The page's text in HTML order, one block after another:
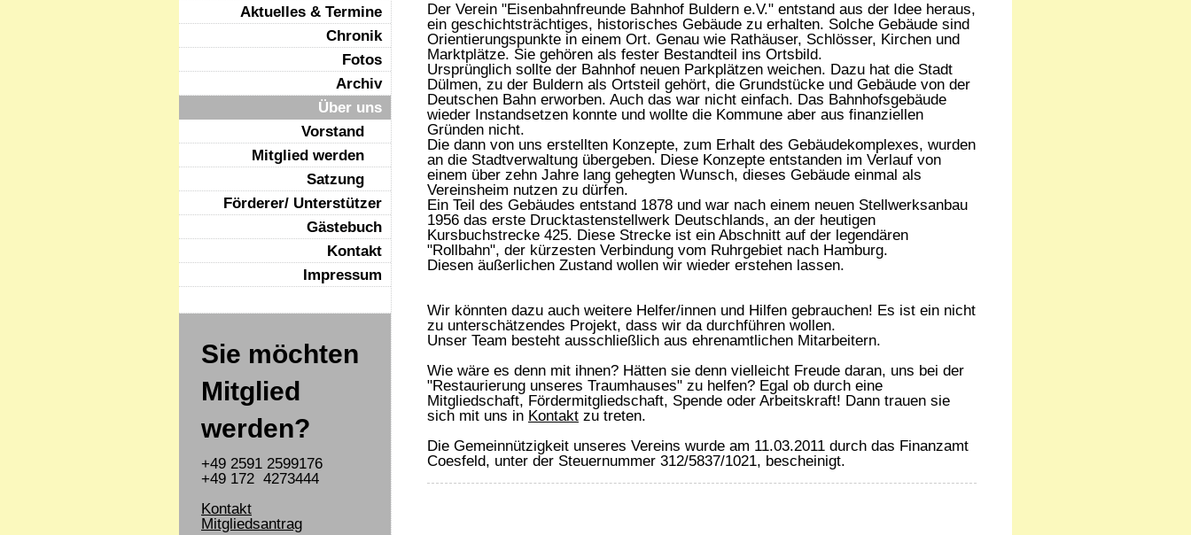
Der Verein "Eisenbahnfreunde Bahnhof Buldern e.V." entstand aus der Idee heraus,
ein geschichtsträchtiges, historisches Gebäude zu erhalten. Solche Gebäude sind
Orientierungspunkte in einem Ort. Genau wie Rathäuser, Schlösser, Kirchen und
Marktplätze. Sie gehören als fester Bestandteil ins Ortsbild.
Ursprünglich sollte der Bahnhof neuen Parkplätzen weichen. Dazu hat die Stadt
Dülmen, zu der Buldern als Ortsteil gehört, die Grundstücke und Gebäude von der
Deutschen Bahn erworben. Auch das war nicht einfach. Das Bahnhofsgebäude
wieder Instandsetzen konnte und wollte die Kommune aber aus finanziellen
Gründen nicht.
Die dann von uns erstellten Konzepte, zum Erhalt des Gebäudekomplexes, wurden
an die Stadtverwaltung übergeben. Diese Konzepte entstanden im Verlauf von
einem über zehn Jahre lang gehegten Wunsch, dieses Gebäude einmal als
Vereinsheim nutzen zu dürfen.
Ein Teil des Gebäudes entstand 1878 und war nach einem neuen Stellwerksanbau
1956 das erste Drucktastenstellwerk Deutschlands, an der heutigen
Kursbuchstrecke 425. Diese Strecke ist ein Abschnitt auf der legendären
"Rollbahn", der kürzesten Verbindung vom Ruhrgebiet nach Hamburg.
Diesen äußerlichen Zustand wollen wir wieder erstehen lassen.
Wir könnten dazu auch weitere Helfer/innen und Hilfen gebrauchen! Es ist ein nicht
zu unterschätzendes Projekt, dass wir da durchführen wollen.
Unser Team besteht ausschließlich aus ehrenamtlichen Mitarbeitern.
Wie wäre es denn mit ihnen? Hätten sie denn vielleicht Freude daran, uns bei der
"Restaurierung unseres Traumhauses" zu helfen? Egal ob durch eine
Mitgliedschaft, Fördermitgliedschaft, Spende oder Arbeitskraft! Dann trauen sie
sich mit uns in Kontakt zu treten.
Die Gemeinnützigkeit unseres Vereins wurde am 11.03.2011 durch das Finanzamt
Coesfeld, unter der Steuernummer 312/5837/1021, bescheinigt.
Aktuelles & Termine
Chronik
Fotos
Archiv
Über uns
Vorstand
Mitglied werden
Satzung
Förderer/ Unterstützer
Gästebuch
Kontakt
Impressum
Sie möchten
Mitglied
werden?
+49 2591 2599176
+49 172 4273444
Kontakt
Mitgliedsantrag